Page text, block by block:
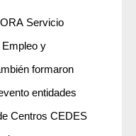
Servicio
Empleo y
formaron
entidades
Centros CEDES